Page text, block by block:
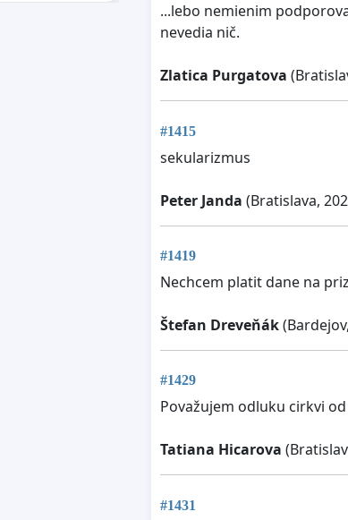
...lebo nemienim
nevedia nič.
Zlatica Purgatova
#1415
sekularizmus
Peter Janda (Bratislava,
#1419
Nechcem platit dane na
Štefan Dreveňák
#1429
Považujem odluku cirkvi
Tatiana Hicarova
#1431